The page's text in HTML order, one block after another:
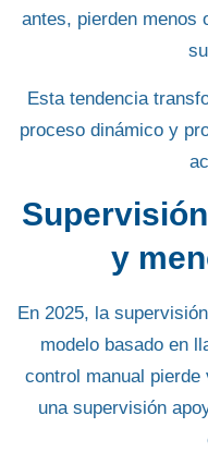
antes, pierden menos
Esta tendencia
proceso dinámico y
y
En 2025, la
modelo basado en
control manual pierde
una supervisión